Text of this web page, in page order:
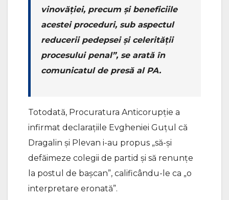
vinovăției, precum și beneficiile
acestei proceduri, sub aspectul
reducerii pedepsei și celerității
procesului penal”, se arată în
comunicatul de presă al PA.
Totodată, Procuratura Anticorupție a
infirmat declarațiile Evgheniei Guțul că
Dragalin și Plevan i-au propus „să-și
defăimeze colegii de partid și să renunțe
la postul de bașcan”, calificându-le ca „o
interpretare eronată”.